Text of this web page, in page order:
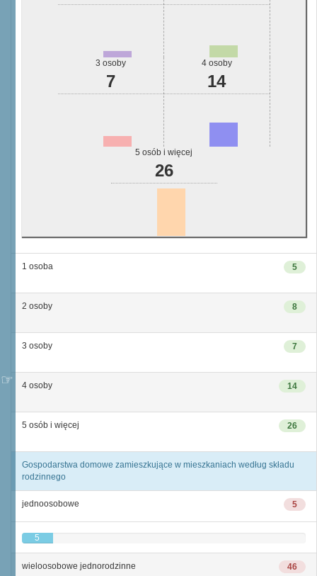
3 osoby
7
4 osoby
14
5 osób i więcej
26
5
1 osoba
8
2 osoby
7
3 osoby
14
4 osoby
26
5 osób i więcej
Gospodarstwa domowe zamieszkujące w mieszkaniach według składu
rodzinnego
5
jednoosobowe
5
46
wieloosobowe jednorodzinne